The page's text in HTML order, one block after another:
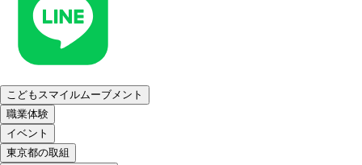
こどもスマイルムーブメント
職業体験
イベント
東京都の取組